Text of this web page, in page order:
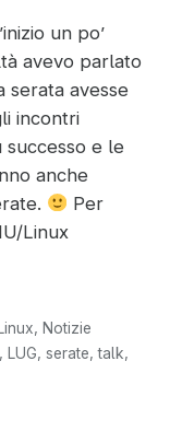
un po’
avevo parlato
serata avesse
incontri
successo e le
anche
Per
Linux
Linux
Notizie
, LUG, serate,talk,